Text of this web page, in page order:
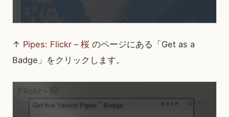
↑ Pipes: Flickr – 桜 のページにある「Get as a
Badge」をクリックします。